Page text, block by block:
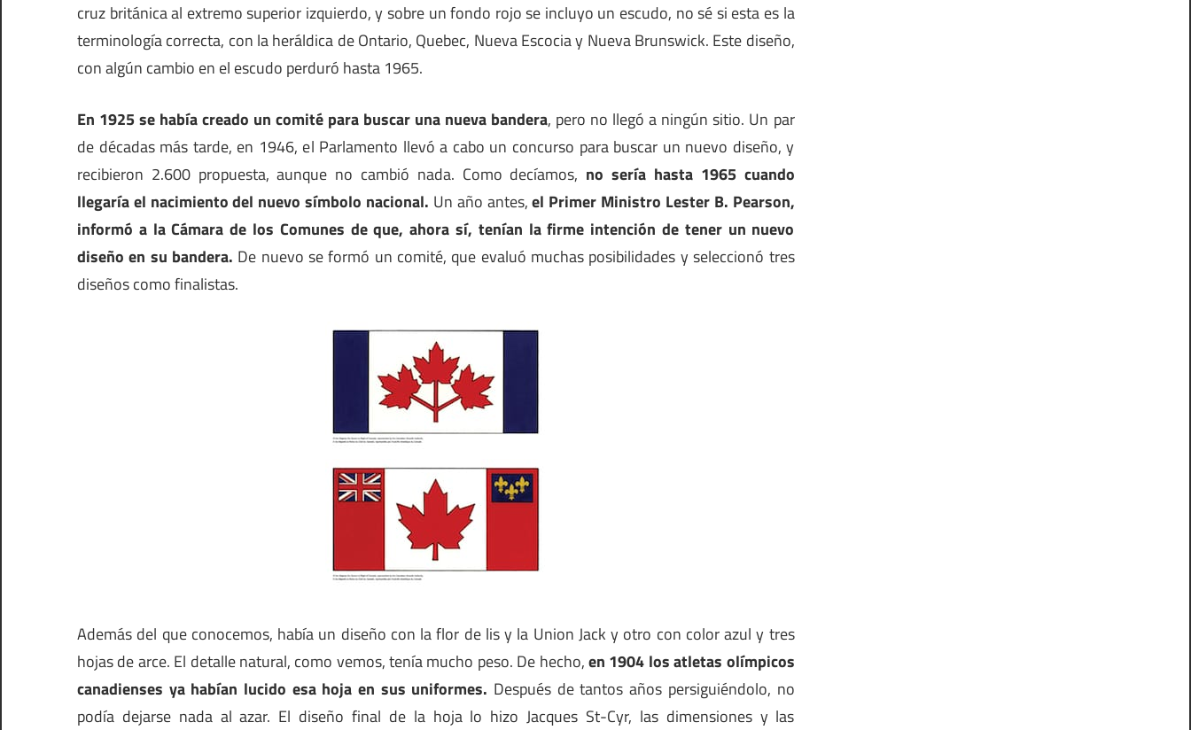
cruz británica al extremo superior izquierdo, y sobre un fondo rojo se incluyo un escudo, no sé si esta es la
terminología correcta, con la heráldica de Ontario, Quebec, Nueva Escocia y Nueva Brunswick. Este diseño,
con algún cambio en el escudo perduró hasta 1965.
En 1925 se había creado un comité para buscar una nueva bandera, pero no llegó a ningún sitio. Un par
de décadas más tarde, en 1946, el Parlamento llevó a cabo un concurso para buscar un nuevo diseño, y
recibieron 2.600 propuesta, aunque no cambió nada. Como decíamos, no sería hasta 1965 cuando
llegaría el nacimiento del nuevo símbolo nacional. Un año antes,el Primer Ministro Lester B. Pearson,
informó a la Cámara de los Comunes de que, ahora sí, tenían la firme intención de tener un nuevo
diseño en su bandera. De nuevo se formó un comité, que evaluó muchas posibilidades y seleccionó tres
diseños como finalistas.
Además del que conocemos, había un diseño con la flor de lis y la Union Jack y otro con color azul y tres
hojas de arce. El detalle natural, como vemos, tenía mucho peso. De hecho,en 1904 los atletas olímpicos
canadienses ya habían lucido esa hoja en sus uniformes. Después de tantos años persiguiéndolo, no
podía dejarse nada al azar. El diseño final de la hoja lo hizo Jacques St-Cyr, las dimensiones y las